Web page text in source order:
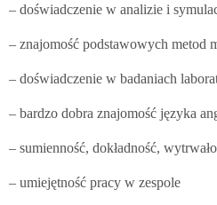
– doświadczenie w analizie i
– znajomość podstawowych metod
– doświadczenie w badaniach
– bardzo dobra znajomość języka
– sumienność, dokładność,
– umiejętność pracy w zespole